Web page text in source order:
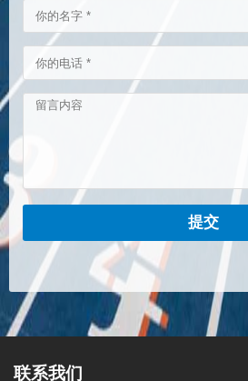
提交
联系我们